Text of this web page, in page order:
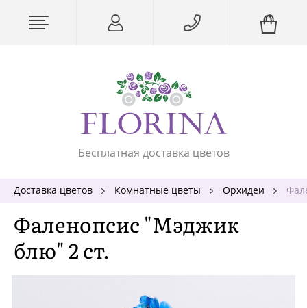
Бесплатная доставка цветов
Доставка цветов Комнатные цветы Орхидеи
Фаленопсис "Мэджик
блю" 2 ст.